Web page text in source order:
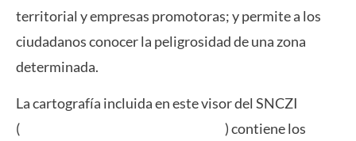
territorial y empresas promotoras; y permite a los
ciudadanos conocer la peligrosidad de una zona
determinada.
La cartografía incluida en este visor del SNCZI
(
) contiene los